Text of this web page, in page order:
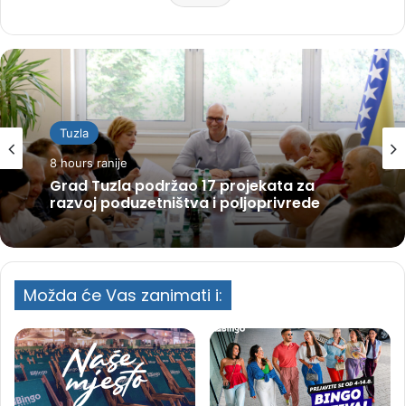
Tuzla
8 hours ranije
Grad Tuzla podržao 17 projekata za
razvoj poduzetništva i poljoprivrede
Možda će Vas zanimati i: